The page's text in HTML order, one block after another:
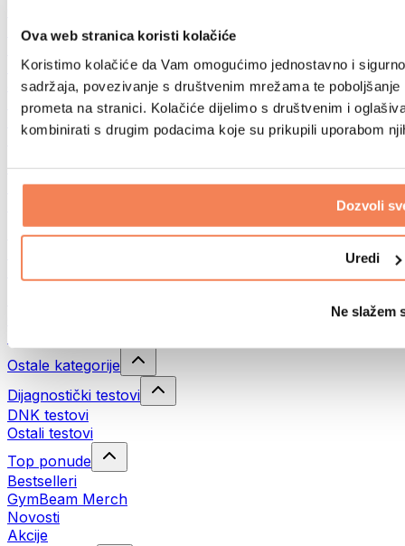
Ova web stranica koristi kolačiće
Koristimo kolačiće da Vam omogućimo jednostavno i
sadržaja, povezivanje s društvenim mrežama te
prometa na stranici. Kolačiće dijelimo s društvenim i
kombinirati s drugim podacima koje su prikupili uporabom
Dozvoli
Uredi
Ne slažem
Trčanje
Biciklizam
Joga i pilates
Kupanje hladnom vodom
Plivanje
Planinarenje
Biohacking
Terapija crvenim svjetlom
Eko kućanstvo
Ostale kategorije
Dijagnostički testovi
DNK testovi
Ostali testovi
Top ponude
Bestselleri
GymBeam Merch
Novosti
Akcije